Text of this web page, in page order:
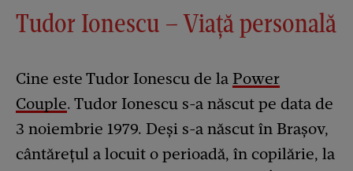
Tudor Ionescu – Viață personală
Cine este Tudor Ionescu de la Power
Couple. Tudor Ionescu s-a născut pe data de
3 noiembrie 1979. Deși s-a născut în Brașov,
cântărețul a locuit o perioadă, în copilărie, la